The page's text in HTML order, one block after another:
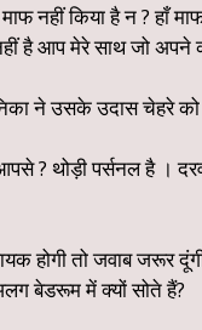
नहीं किया है न ? हाँ
नहीं है आप मेरे साथ जो
ने उसके उदास चेहरे को
? थोड़ी पर्सनल है ।
होगी तो जवाब जरूर
बेडरूम में क्यों सोते हैं?